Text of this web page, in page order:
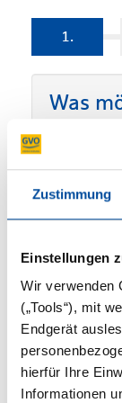
Zustimmung
Einstellungen
Wir verwenden
(„Tools“), mit
Endgerät
hierfür Ihre
Informationen
1.
Was